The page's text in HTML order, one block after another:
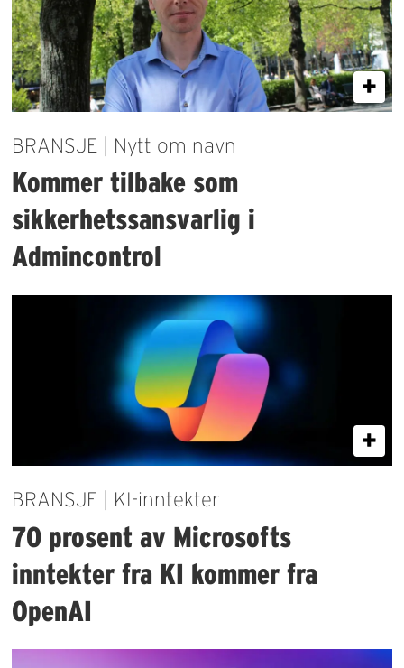
BRANSJE | Nytt om navn
Kommer tilbake som
sikkerhetssansvarlig i
Admincontrol
BRANSJE | KI-inntekter
70 prosent av Microsofts
inntekter fra KI kommer fra
OpenAI